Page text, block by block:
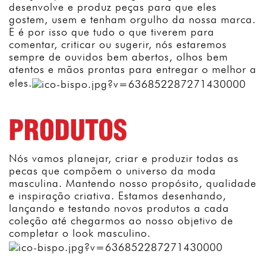
desenvolve e produz peças para que eles
gostem, usem e tenham orgulho da nossa marca.
E é por isso que tudo o que tiverem para
comentar, criticar ou sugerir, nós estaremos
sempre de ouvidos bem abertos, olhos bem
atentos e mãos prontas para entregar o melhor a
eles.
Nós vamos planejar, criar e produzir todas as
pecas que compõem o universo da moda
masculina. Mantendo nosso propósito, qualidade
e inspiração criativa. Estamos desenhando,
lançando e testando novos produtos a cada
coleção até chegarmos ao nosso objetivo de
completar o look masculino.